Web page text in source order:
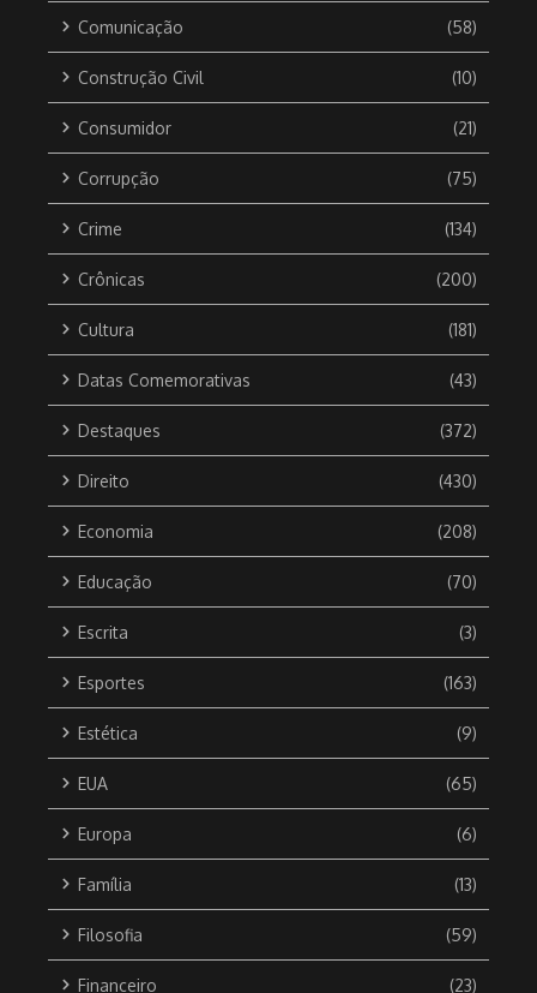
Comunicação (58)
Construção Civil (10)
Consumidor (21)
Corrupção (75)
Crime (134)
Crônicas (200)
Cultura (181)
Datas Comemorativas (43)
Destaques (372)
Direito (430)
Economia (208)
Educação (70)
Escrita (3)
Esportes (163)
Estética (9)
EUA (65)
Europa (6)
Família (13)
Filosofia (59)
Financeiro (23)